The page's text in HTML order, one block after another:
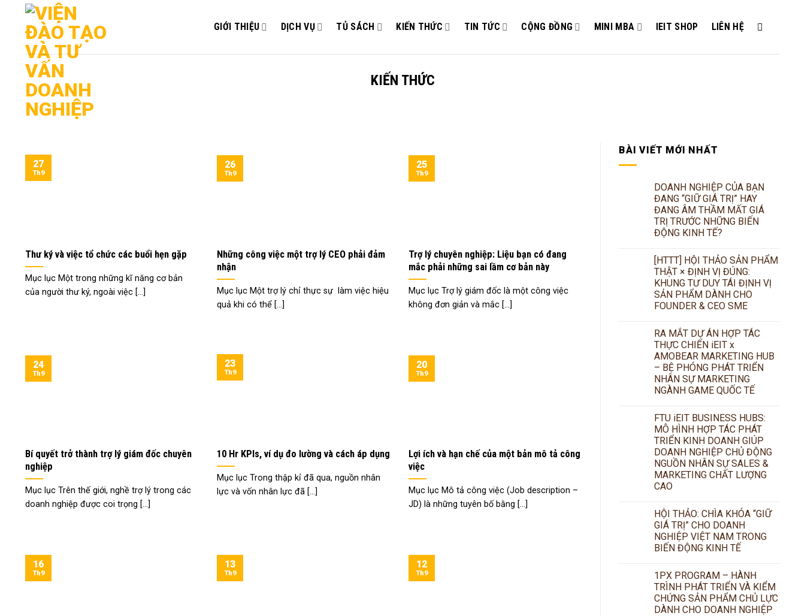
GIỚI THIỆU DỊCH VỤ TỦ SÁCH KIẾN THỨC TIN TỨC CỘNG ĐỒNG MINI MBA IEIT SHOP LIÊN HỆ
KIẾN THỨC
Thư ký và việc tổ chức các buổi hẹn gặp
Mục lục Một trong những kĩ năng cơ bản
của người thư ký, ngoài việc [...]
27
Th9
Những công việc một trợ lý CEO phải đảm
nhận
Mục lục Một trợ lý chỉ thực sự làm việc hiệu
quả khi có thể [...]
26
Th9
Trợ lý chuyên nghiệp: Liệu bạn có đang
mắc phải những sai lầm cơ bản này
Mục lục Trợ lý giám đốc là một công việc
không đơn giản và mắc [...]
25
Th9
Bí quyết trở thành trợ lý giám đốc chuyên
nghiệp
Mục lục Trên thế giới, nghề trợ lý trong các
doanh nghiệp được coi trọng [...]
24
Th9
10 Hr KPIs, ví dụ đo lường và cách áp dụng
Mục lục Trong thập kỉ đã qua, nguồn nhân
lực và vốn nhân lực đã [...]
23
Th9
Lợi ích và hạn chế của một bản mô tả công
việc
Mục lục Mô tả công việc (Job description –
JD) là những tuyên bố bằng [...]
20
Th9
16
Th9
13
Th9
12
Th9
BÀI VIẾT MỚI NHẤT
DOANH NGHIỆP CỦA BẠN
ĐANG “GIỮ GIÁ TRỊ” HAY
ĐANG ÂM THẦM MẤT GIÁ
TRỊ TRƯỚC NHỮNG BIẾN
ĐỘNG KINH TẾ?
[HTTT] HỘI THẢO SẢN PHẨM
THẬT × ĐỊNH VỊ ĐÚNG:
KHUNG TƯ DUY TÁI ĐỊNH VỊ
SẢN PHẨM DÀNH CHO
FOUNDER & CEO SME
RA MẮT DỰ ÁN HỢP TÁC
THỰC CHIẾN iEIT x
AMOBEAR MARKETING HUB
– BỆ PHÓNG PHÁT TRIỂN
NHÂN SỰ MARKETING
NGÀNH GAME QUỐC TẾ
FTU iEIT BUSINESS HUBS:
MÔ HÌNH HỢP TÁC PHÁT
TRIỂN KINH DOANH GIÚP
DOANH NGHIỆP CHỦ ĐỘNG
NGUỒN NHÂN SỰ SALES &
MARKETING CHẤT LƯỢNG
CAO
HỘI THẢO: CHÌA KHÓA “GIỮ
GIÁ TRỊ” CHO DOANH
NGHIỆP VIỆT NAM TRONG
BIẾN ĐỘNG KINH TẾ
1PX PROGRAM – HÀNH
TRÌNH PHÁT TRIỂN VÀ KIỂM
CHỨNG SẢN PHẨM CHỦ LỰC
DÀNH CHO DOANH NGHIỆP